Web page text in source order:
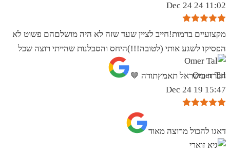
11:02 24 Dec 24
מקצועיים ברמות!חייב לציין שעד שזה לא היה מושלםהם פשוט לא
הפסיקו לשגע אותי (לטובה!!!)היחס והסבלנות שהייתי רוצה שכל
חברה בישראל תאמץתודה 🤎
Omer Tal
15:47 19 Dec 24
‏דאגו להכול מרוצה מאוד